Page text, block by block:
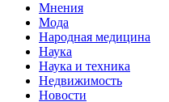
Мнения
Мода
Народная медицина
Наука
Наука и техника
Недвижимость
Новости